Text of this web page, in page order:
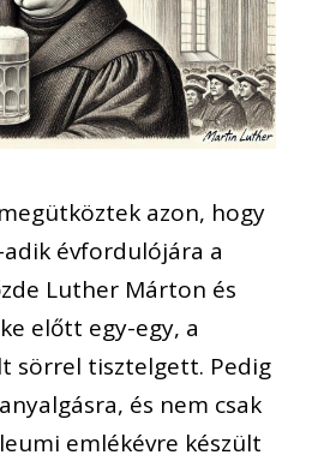
azon, hogy
évfordulójára a
Luther Márton és
előtt egy-egy, a
sörrel tisztelgett. Pedig
és nem csak
emlékévre készült